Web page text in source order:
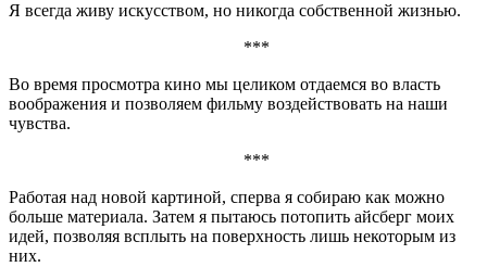
Я всегда живу искусством, но никогда собственной жизнью.
***
Во время просмотра кино мы целиком отдаемся во власть
воображения и позволяем фильму воздействовать на наши
чувства.
***
Работая над новой картиной, сперва я собираю как можно
больше материала. Затем я пытаюсь потопить айсберг моих
идей, позволяя всплыть на поверхность лишь некоторым из
них.